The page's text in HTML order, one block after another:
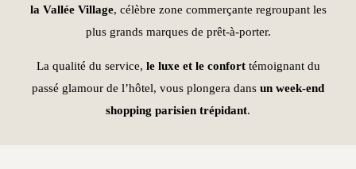
la Vallée Village, célèbre zone commerçante regroupant les
plus grands marques de prêt-à-porter.
La qualité du service, le luxe et le conforttémoignant du
passé glamour de l’hôtel, vous plongera dans un week-end
shopping parisien trépidant.